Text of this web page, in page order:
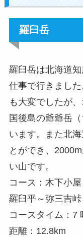
羅臼岳
羅臼岳は北海道
仕事で行きまし
も大変でしたが
国後島の爺爺岳
います。また北
とができ、
い山です。
コース：木下小
羅臼平～弥三吉
コースタイム：7
距離：12.8km